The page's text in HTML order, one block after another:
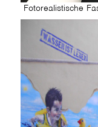
Fotorealistische